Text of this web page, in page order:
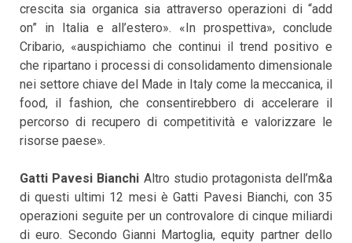
crescita sia organica sia attraverso operazioni di “add
on” in Italia e all’estero». «In prospettiva», conclude
Cribario, «auspichiamo che continui il trend positivo e
che ripartano i processi di consolidamento dimensionale
nei settore chiave del Made in Italy come la meccanica, il
food, il fashion, che consentirebbero di accelerare il
percorso di recupero di competitività e valorizzare le
risorse paese».
Gatti Pavesi Bianchi Altro studio protagonista dell’m&a
di questi ultimi 12 mesi è Gatti Pavesi Bianchi, con 35
operazioni seguite per un controvalore di cinque miliardi
di euro. Secondo Gianni Martoglia, equity partner dello